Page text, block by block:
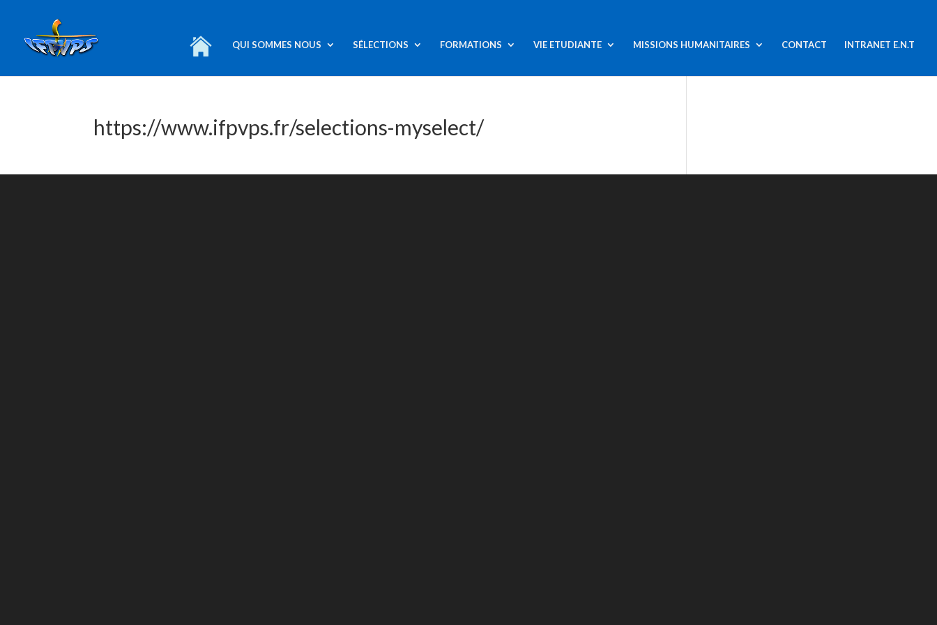
QUI SOMMES NOUS SÉLECTIONS FORMATIONS VIE ETUDIANTE MISSIONS HUMANITAIRES CONTACT INTRANET E.N.T
https://www.ifpvps.fr/selections-myselect/